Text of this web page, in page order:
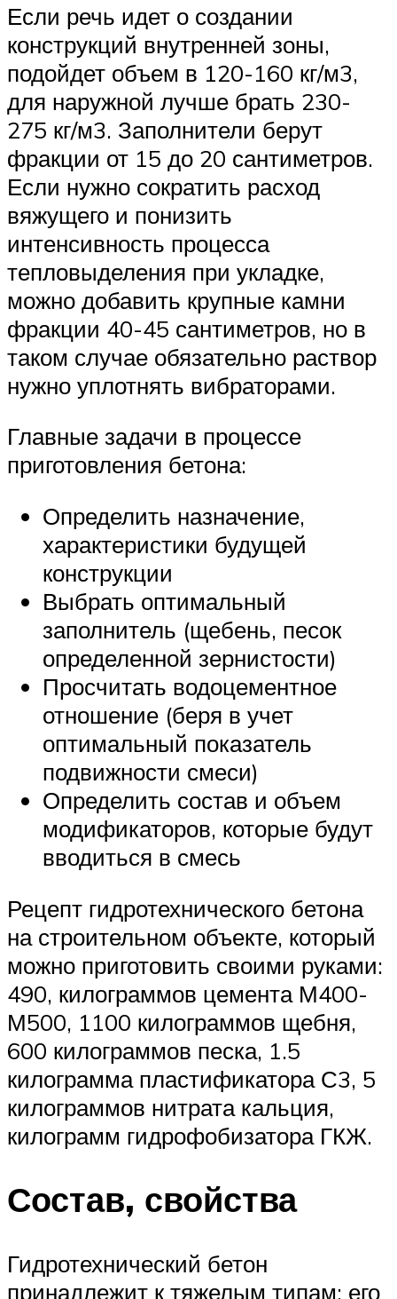
Если речь идет о создании
конструкций внутренней зоны,
подойдет объем в 120-160 кг/м3,
для наружной лучше брать 230-
275 кг/м3. Заполнители берут
фракции от 15 до 20 сантиметров.
Если нужно сократить расход
вяжущего и понизить
интенсивность процесса
тепловыделения при укладке,
можно добавить крупные камни
фракции 40-45 сантиметров, но в
таком случае обязательно раствор
нужно уплотнять вибраторами.
Главные задачи в процессе
приготовления бетона:
Определить назначение,
характеристики будущей
конструкции
Выбрать оптимальный
заполнитель (щебень, песок
определенной зернистости)
Просчитать водоцементное
отношение (беря в учет
оптимальный показатель
подвижности смеси)
Определить состав и объем
модификаторов, которые будут
вводиться в смесь
Рецепт гидротехнического бетона
на строительном объекте, который
можно приготовить своими руками:
490, килограммов цемента М400-
М500, 1100 килограммов щебня,
600 килограммов песка, 1.5
килограмма пластификатора С3, 5
килограммов нитрата кальция,
килограмм гидрофобизатора ГКЖ.
Состав, свойства
Гидротехнический бетон
принадлежит к тяжелым типам: его